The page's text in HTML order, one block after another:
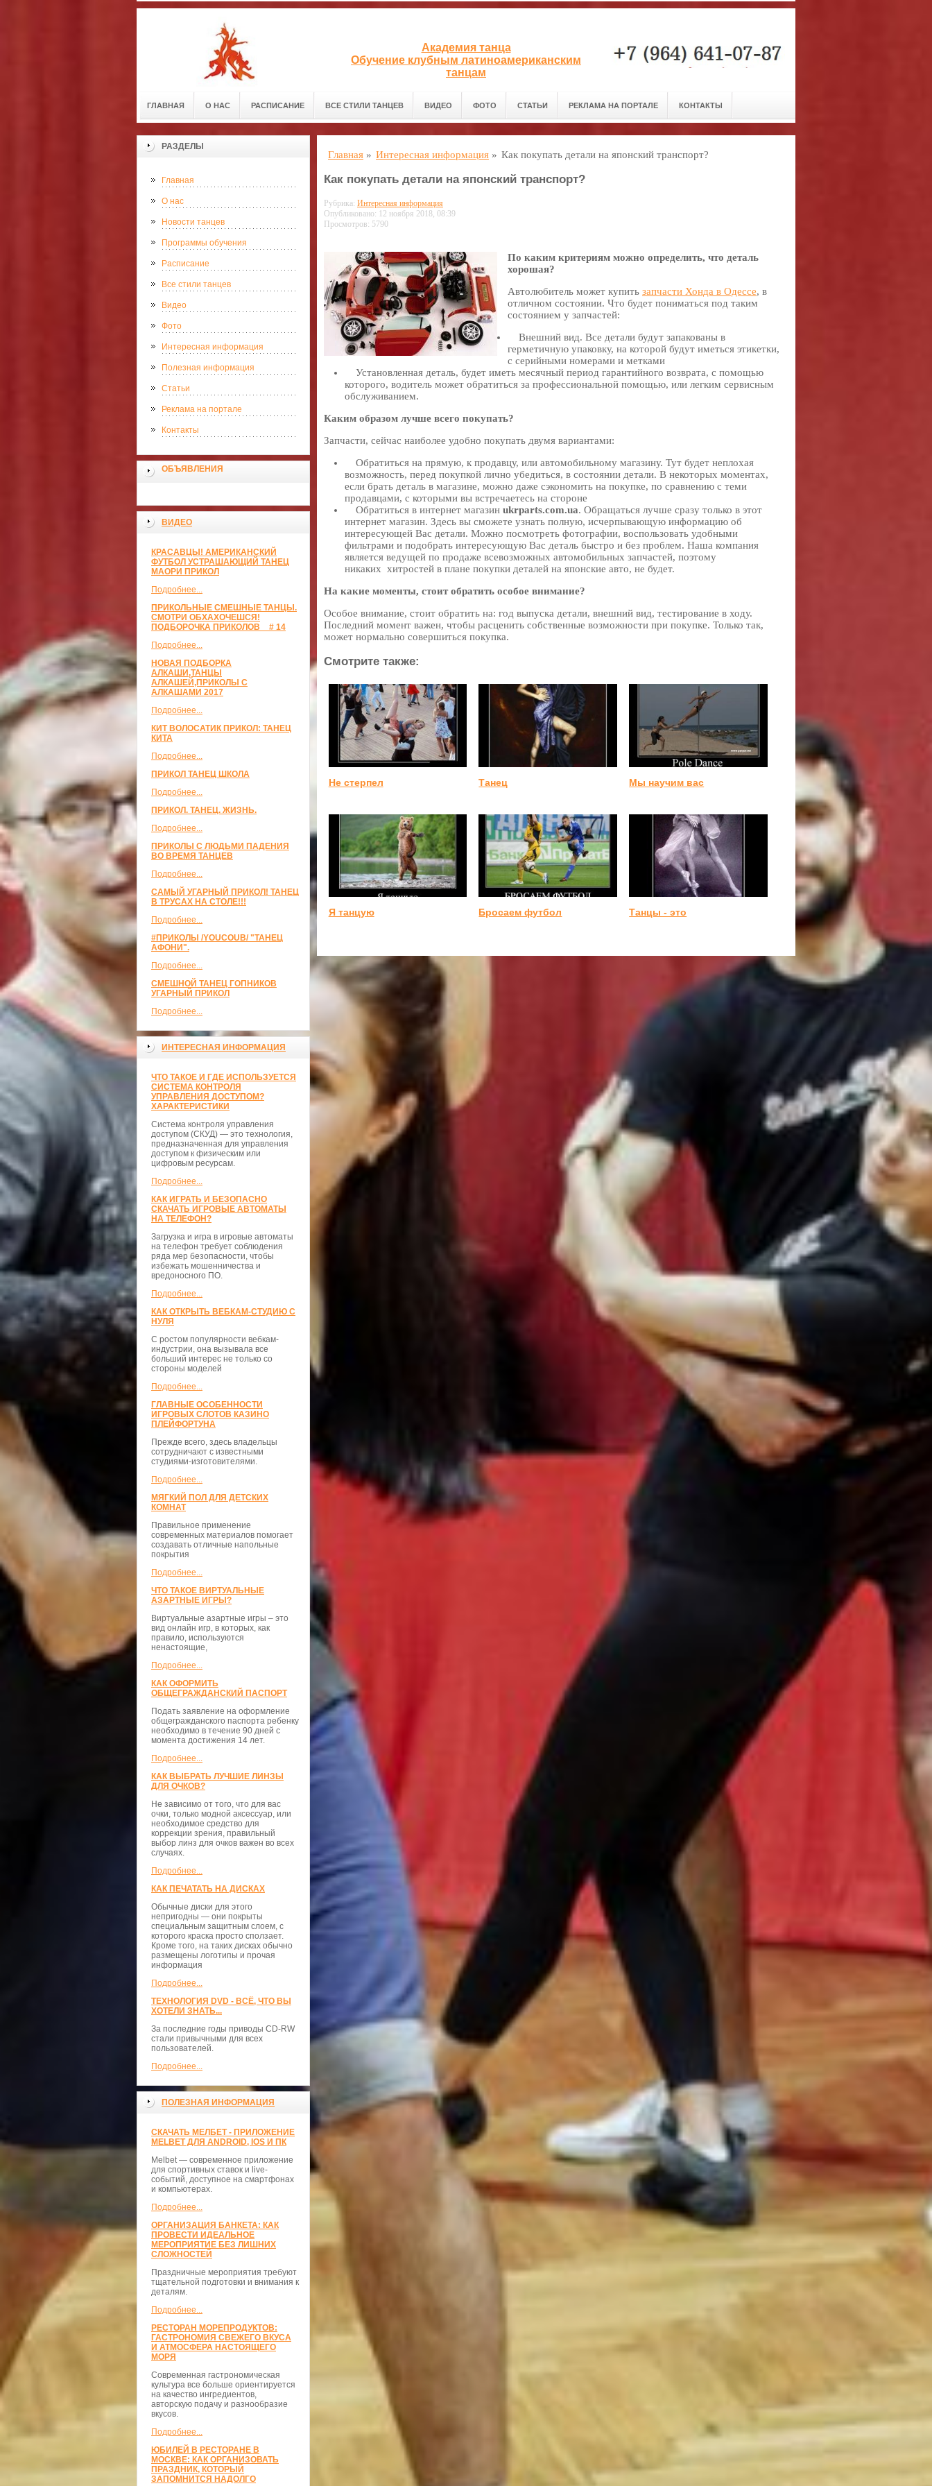
Академия танца
Обучение клубным латиноамериканским
танцам
ГЛАВНАЯ О НАС РАСПИСАНИЕ ВСЕ СТИЛИ ТАНЦЕВ ВИДЕО ФОТО СТАТЬИ РЕКЛАМА НА ПОРТАЛЕ КОНТАКТЫ
РАЗДЕЛЫ
Главная
О нас
Новости танцев
Программы обучения
Расписание
Все стили танцев
Видео
Фото
Интересная информация
Полезная информация
Статьи
Реклама на портале
Контакты
ОБЪЯВЛЕНИЯ
ВИДЕО
КРАСАВЦЫ! АМЕРИКАНСКИЙ
ФУТБОЛ УСТРАШАЮЩИЙ ТАНЕЦ
МАОРИ ПРИКОЛ
Подробнее...
ПРИКОЛЬНЫЕ СМЕШНЫЕ ТАНЦЫ.
СМОТРИ ОБХАХОЧЕШСЯ!
ПОДБОРОЧКА ПРИКОЛОВ _ # 14
Подробнее...
НОВАЯ ПОДБОРКА
АЛКАШИ,ТАНЦЫ
АЛКАШЕЙ,ПРИКОЛЫ С
АЛКАШАМИ 2017
Подробнее...
КИТ ВОЛОСАТИК ПРИКОЛ: ТАНЕЦ
КИТА
Подробнее...
ПРИКОЛ ТАНЕЦ ШКОЛА
Подробнее...
ПРИКОЛ. ТАНЕЦ. ЖИЗНЬ.
Подробнее...
ПРИКОЛЫ С ЛЮДЬМИ ПАДЕНИЯ
ВО ВРЕМЯ ТАНЦЕВ
Подробнее...
САМЫЙ УГАРНЫЙ ПРИКОЛ! ТАНЕЦ
В ТРУСАХ НА СТОЛЕ!!!
Подробнее...
#ПРИКОЛЫ /YOUCOUB/ "ТАНЕЦ
АФОНИ".
Подробнее...
СМЕШНОЙ ТАНЕЦ ГОПНИКОВ
УГАРНЫЙ ПРИКОЛ
Подробнее...
ИНТЕРЕСНАЯ ИНФОРМАЦИЯ
ЧТО ТАКОЕ И ГДЕ ИСПОЛЬЗУЕТСЯ
СИСТЕМА КОНТРОЛЯ
УПРАВЛЕНИЯ ДОСТУПОМ?
ХАРАКТЕРИСТИКИ
Система контроля управления
доступом (СКУД) — это технология,
предназначенная для управления
доступом к физическим или
цифровым ресурсам.
Подробнее...
КАК ИГРАТЬ И БЕЗОПАСНО
СКАЧАТЬ ИГРОВЫЕ АВТОМАТЫ
НА ТЕЛЕФОН?
Загрузка и игра в игровые автоматы
на телефон требует соблюдения
ряда мер безопасности, чтобы
избежать мошенничества и
вредоносного ПО.
Подробнее...
КАК ОТКРЫТЬ ВЕБКАМ-СТУДИЮ С
НУЛЯ
С ростом популярности вебкам-
индустрии, она вызывала все
больший интерес не только со
стороны моделей
Подробнее...
ГЛАВНЫЕ ОСОБЕННОСТИ
ИГРОВЫХ СЛОТОВ КАЗИНО
ПЛЕЙФОРТУНА
Прежде всего, здесь владельцы
сотрудничают с известными
студиями-изготовителями.
Подробнее...
МЯГКИЙ ПОЛ ДЛЯ ДЕТСКИХ
КОМНАТ
Правильное применение
современных материалов помогает
создавать отличные напольные
покрытия
Подробнее...
ЧТО ТАКОЕ ВИРТУАЛЬНЫЕ
АЗАРТНЫЕ ИГРЫ?
Виртуальные азартные игры – это
вид онлайн игр, в которых, как
правило, используются
ненастоящие,
Подробнее...
КАК ОФОРМИТЬ
ОБЩЕГРАЖДАНСКИЙ ПАСПОРТ
Подать заявление на оформление
общегражданского паспорта ребенку
необходимо в течение 90 дней с
момента достижения 14 лет.
Подробнее...
КАК ВЫБРАТЬ ЛУЧШИЕ ЛИНЗЫ
ДЛЯ ОЧКОВ?
Не зависимо от того, что для вас
очки, только модной аксессуар, или
необходимое средство для
коррекции зрения, правильный
выбор линз для очков важен во всех
случаях.
Подробнее...
КАК ПЕЧАТАТЬ НА ДИСКАХ
Обычные диски для этого
непригодны — они покрыты
специальным защитным слоем, с
которого краска просто сползает.
Кроме того, на таких дисках обычно
размещены логотипы и прочая
информация
Подробнее...
ТЕХНОЛОГИЯ DVD - ВСЁ, ЧТО ВЫ
ХОТЕЛИ ЗНАТЬ...
За последние годы приводы CD-RW
стали привычными для всех
пользователей.
Подробнее...
ПОЛЕЗНАЯ ИНФОРМАЦИЯ
СКАЧАТЬ МЕЛБЕТ - ПРИЛОЖЕНИЕ
MELBET ДЛЯ ANDROID, IOS И ПК
Melbet — современное приложение
для спортивных ставок и live-
событий, доступное на смартфонах
и компьютерах.
Подробнее...
ОРГАНИЗАЦИЯ БАНКЕТА: КАК
ПРОВЕСТИ ИДЕАЛЬНОЕ
МЕРОПРИЯТИЕ БЕЗ ЛИШНИХ
СЛОЖНОСТЕЙ
Праздничные мероприятия требуют
тщательной подготовки и внимания к
деталям.
Подробнее...
РЕСТОРАН МОРЕПРОДУКТОВ:
ГАСТРОНОМИЯ СВЕЖЕГО ВКУСА
И АТМОСФЕРА НАСТОЯЩЕГО
МОРЯ
Современная гастрономическая
культура все больше ориентируется
на качество ингредиентов,
авторскую подачу и разнообразие
вкусов.
Подробнее...
ЮБИЛЕЙ В РЕСТОРАНЕ В
МОСКВЕ: КАК ОРГАНИЗОВАТЬ
ПРАЗДНИК, КОТОРЫЙ
ЗАПОМНИТСЯ НАДОЛГО
Главная » Интересная информация » Как покупать детали на японский транспорт?
Как покупать детали на японский транспорт?
Рубрика: Интересная информация
Опубликовано: 12 ноября 2018, 08:39
Просмотров: 5790
По каким критериям можно определить, что деталь
хорошая?
Автолюбитель может купить запчасти Хонда в Одессе, в
отличном состоянии. Что будет пониматься под таким
состоянием у запчастей:
Внешний вид. Все детали будут запакованы в
герметичную упаковку, на которой будут иметься этикетки,
с серийными номерами и метками
Установленная деталь, будет иметь месячный период гарантийного возврата, с помощью
которого, водитель может обратиться за профессиональной помощью, или легким сервисным
обслуживанием.
Каким образом лучше всего покупать?
Запчасти, сейчас наиболее удобно покупать двумя вариантами:
Обратиться на прямую, к продавцу, или автомобильному магазину. Тут будет неплохая
возможность, перед покупкой лично убедиться, в состоянии детали. В некоторых моментах,
если брать деталь в магазине, можно даже сэкономить на покупке, по сравнению с теми
продавцами, с которыми вы встречаетесь на стороне
Обратиться в интернет магазин ukrparts.com.ua. Обращаться лучше сразу только в этот
интернет магазин. Здесь вы сможете узнать полную, исчерпывающую информацию об
интересующей Вас детали. Можно посмотреть фотографии, воспользовать удобными
фильтрами и подобрать интересующую Вас деталь быстро и без проблем. Наша компания
является ведущей по продаже всевозможных автомобильных запчастей, поэтому
никаких хитростей в плане покупки деталей на японские авто, не будет.
На какие моменты, стоит обратить особое внимание?
Особое внимание, стоит обратить на: год выпуска детали, внешний вид, тестирование в ходу.
Последний момент важен, чтобы расценить собственные возможности при покупке. Только так,
может нормально совершиться покупка.
Смотрите также:
Не стерпел Танец Мы научим вас
Я танцую Бросаем футбол Танцы - это